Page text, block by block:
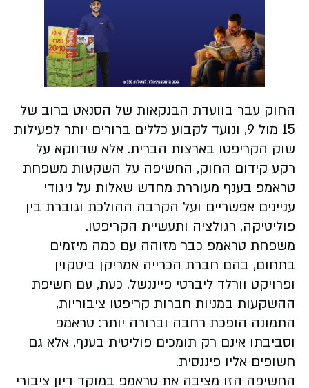
החוק עבר בוועדת הבנקאות של הסנאט ברוב של
15 מול 9, ונועד לקבוע כללים ברורים יותר לפעילות
שוק הקריפטו בארצות הברית. אלא שדווקא על
רקע קידום החוק, החשיפה על השקעות משפחת
טראמפ בענף מעוררת מחדש שאלות על ניגודי
עניינים אפשריים ועל הקרבה ההולכת וגוברת בין
פוליטיקה, רגולציה ותעשיית הקריפטו.
משפחת טראמפ כבר מזוהה עם כמה מיזמים
בתחום, בהם חברת הכרייה אמריקן ביטקוין
ופרויקט וורלד ליברטי פייננשל. כעת, עם חשיפת
ההשקעות במניות חברות קריפטו ציבוריות,
התמונה הופכת רחבה וברורה יותר: טראמפ
וסביבתו אינם רק תומכים פוליטית בענף, אלא גם
חשופים אליו פיננסית.
החשיפה הזו מציבה את טראמפ במוקד דיון ציבורי